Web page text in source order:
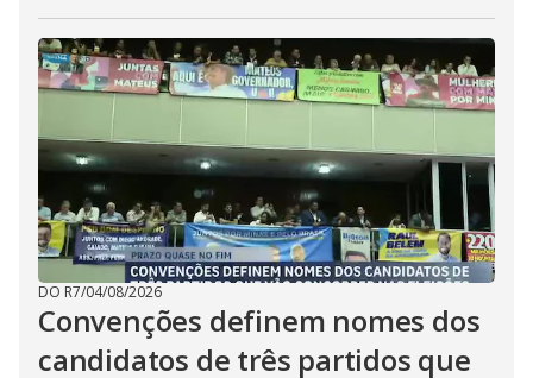
DO R7/04/08/2026
Convenções definem nomes dos
candidatos de três partidos que